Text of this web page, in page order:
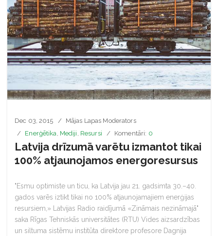
Dec 03, 2015
Mājas Lapas Moderators
Enerģētika Mediji Resursi Komentāri: 0
Latvija drīzumā varētu izmantot tikai
100% atjaunojamos energoresursus
"Esmu optimiste un ticu, ka Latvija jau 21. gadsimta 30.–40.
gados varēs iztikt tikai no 100% atjaunojamajiem enerģijas
resursiem,» Latvijas Radio raidījumā «Zināmais nezināmajā"
saka Rīgas Tehniskās universitātes (RTU) Vides aizsardzības
un siltuma sistēmu institūta direktore profesore Dagnija